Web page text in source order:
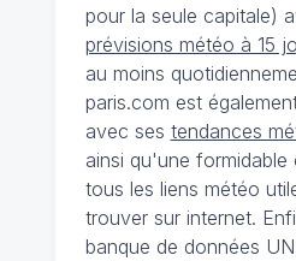
pour la seule capitale)
prévisions météo à 15
au moins
paris.com est
avec ses tendances
ainsi qu'une formidable
tous les liens météo
trouver sur internet.
banque de données